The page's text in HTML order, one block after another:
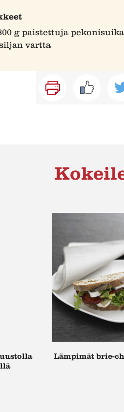
g paistettuja
vartta
Lämpimät brie-